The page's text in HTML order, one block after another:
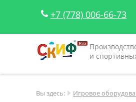
+7 (778) 006-66-73
и
Вы здесь: Игровое